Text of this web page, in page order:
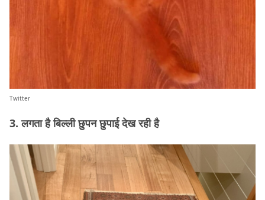
Twitter
3. लगता है बिल्ली छुपन छुपाई देख रही है